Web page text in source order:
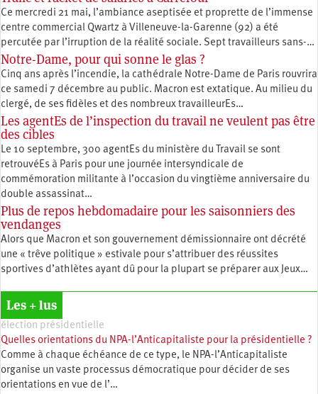
Ce mercredi 21 mai, l’ambiance aseptisée et proprette de l’immense
centre commercial Qwartz à Villeneuve-la-Garenne (92) a été
percutée par l’irruption de la réalité sociale. Sept travailleurs sans-…
Notre-Dame, pour qui sonne le glas ?
Cinq ans après l’incendie, la cathédrale Notre-Dame de Paris rouvrira
ce samedi 7 décembre au public. Macron est extatique. Au milieu du
clergé, de ses fidèles et des nombreux travailleurEs…
Les agentEs de l’inspection du travail ne veulent pas être
des cibles
Le 10 septembre, 300 agentEs du ministère du Travail se sont
retrouvéEs à Paris pour une journée intersyndicale de
commémoration militante à l’occasion du vingtième anniversaire du
double assassinat…
Plus de repos hebdomadaire pour les saisonniers des
vendanges
Alors que Macron et son gouvernement démissionnaire ont décrété
une « trêve politique » estivale pour s’attribuer des réussites
sportives d’athlètes ayant dû pour la plupart se préparer aux Jeux…
Les + lus
élection présidentielle
Quelles orientations du NPA-l’Anticapitaliste pour la présidentielle ?
Comme à chaque échéance de ce type, le NPA-l’Anticapitaliste
organise un vaste processus démocratique pour décider de ses
orientations en vue de l’…